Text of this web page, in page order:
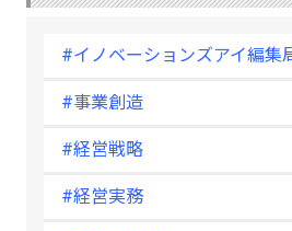
#イノベーションズアイ編集
#事業創造
#経営戦略
#経営実務